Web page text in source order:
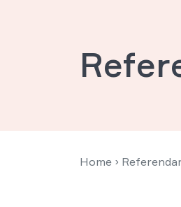
Home ›